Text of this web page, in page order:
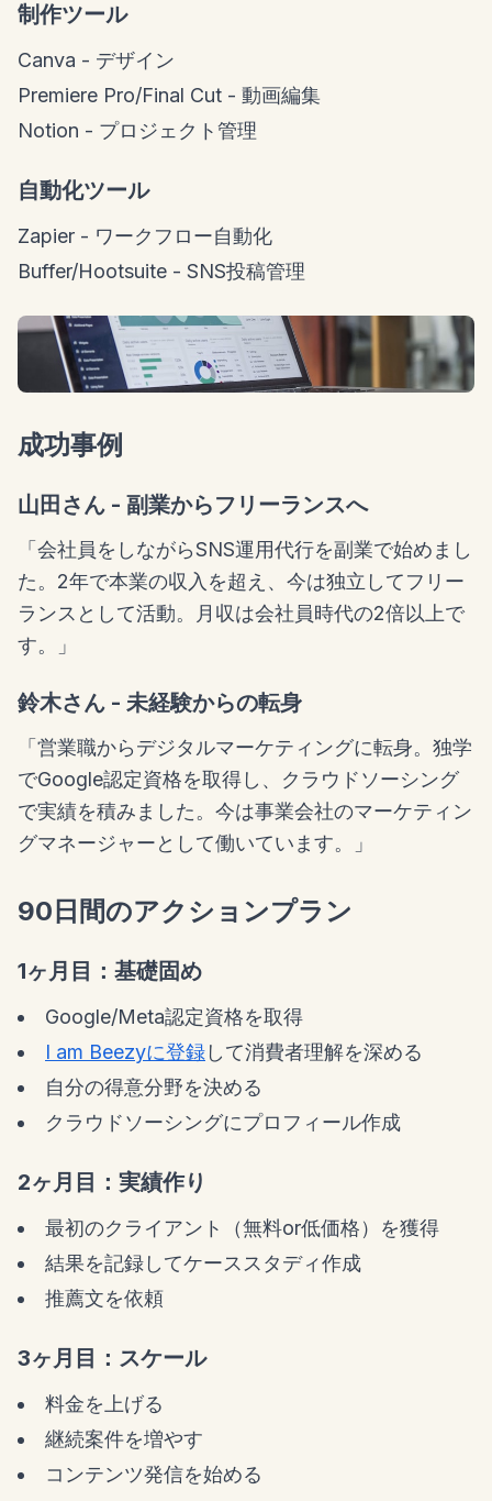
制作ツール
Canva - デザイン
Premiere Pro/Final Cut - 動画編集
Notion - プロジェクト管理
自動化ツール
Zapier - ワークフロー自動化
Buffer/Hootsuite - SNS投稿管理
成功事例
山田さん - 副業からフリーランスへ
「会社員をしながらSNS運用代行を副業で始めまし
た。2年で本業の収入を超え、今は独立してフリー
ランスとして活動。月収は会社員時代の2倍以上で
す。」
鈴木さん - 未経験からの転身
「営業職からデジタルマーケティングに転身。独学
でGoogle認定資格を取得し、クラウドソーシング
で実績を積みました。今は事業会社のマーケティン
グマネージャーとして働いています。」
90日間のアクションプラン
1ヶ月目：基礎固め
Google/Meta認定資格を取得
I am Beezyに登録して消費者理解を深める
自分の得意分野を決める
クラウドソーシングにプロフィール作成
2ヶ月目：実績作り
最初のクライアント（無料or低価格）を獲得
結果を記録してケーススタディ作成
推薦文を依頼
3ヶ月目：スケール
料金を上げる
継続案件を増やす
コンテンツ発信を始める